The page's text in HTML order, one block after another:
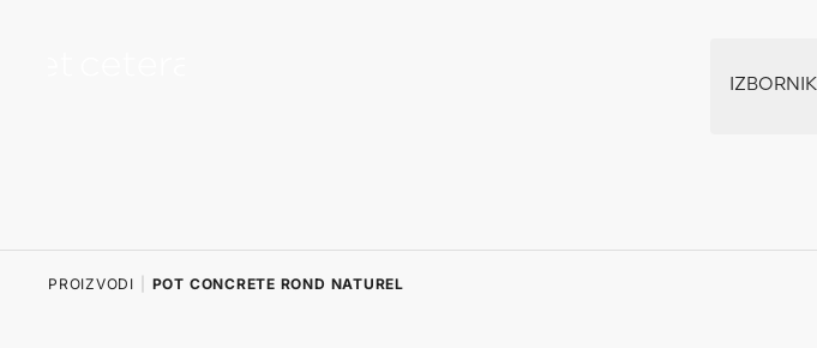
IZBORNIK
PROIZVODI POT CONCRETE ROND NATUREL